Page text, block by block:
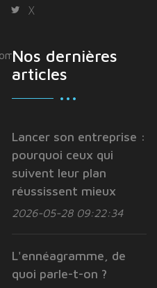
X
Nos dernières
articles
Lancer son entreprise :
pourquoi ceux qui
suivent leur plan
réussissent mieux
2026-05-28 09:22:34
L'ennéagramme, de
quoi parle-t-on ?